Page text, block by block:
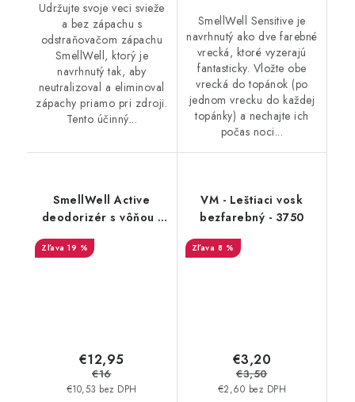
Udržujte svoje veci svieže
a bez zápachu s
odstraňovačom zápachu
SmellWell, ktorý je
navrhnutý tak, aby
neutralizoval a eliminoval
zápachy priamo pri zdroji.
Tento účinný...
SmellWell Sensitive je
navrhnutý ako dve farebné
vrecká, ktoré vyzerajú
fantasticky. Vložte obe
vrecká do topánok (po
jednom vrecku do každej
topánky) a nechajte ich
počas noci...
SmellWell Active
deodorizér s vôňou -
19 %
€10,53 bez DPH
€12,95
€16
VM - Leštiaci vosk
bezfarebný - 3750
8 %
€2,60 bez DPH
€3,20
€3,50